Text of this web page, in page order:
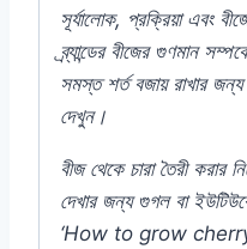
সূর্যালোক, প্রক্রিয়া এবং
ব্র্যান্ডের বীজের গুণমান
সমস্ত শর্ত বজায় রাখার জন্য
দেখুন।
বীজ থেকে চারা তৈরী করার
দেখার জন্য গুগল বা
‘How to grow